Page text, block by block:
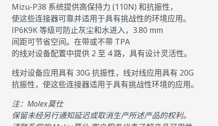
Mizu-P38 系统提供高保持力 (110N) 和抗振性，
使这些连接器可靠并适用于具有挑战性的环境应用。
IP6K9K 等级可防止灰尘和水进入，3.80 mm
间距可节省空间。在带或不带 TPA
的线对设备配置中提供 2 至 4 路，具有设计灵活性。
线对设备应用具有 30G 抗振性，线对线应用具有 20G
抗振性，使这些连接器适用于具有挑战性环境的应用。
注：Molex莫仕
保留未经另行通知延迟或取消生产所述产品的权利。